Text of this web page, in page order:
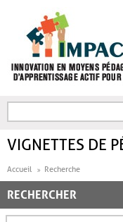
FORMULAIRE DE
VIGNETTES DE
Accueil Recherche
RECHERCHER